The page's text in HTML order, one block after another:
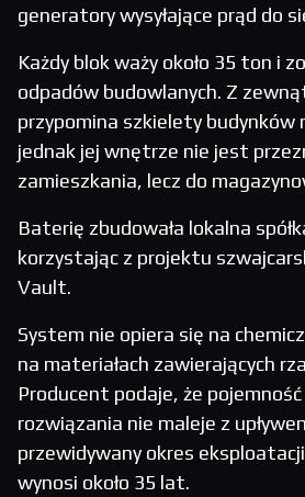
generatory wysyłające prąd do
Każdy blok waży około 35 ton i
odpadów budowlanych. Z
przypomina szkielety budynków
jednak jej wnętrze nie jest
zamieszkania, lecz do
Baterię zbudowała lokalna
korzystając z projektu
Vault.
System nie opiera się na
na materiałach zawierających
Producent podaje, że
rozwiązania nie maleje z
przewidywany okres
wynosi około 35 lat.